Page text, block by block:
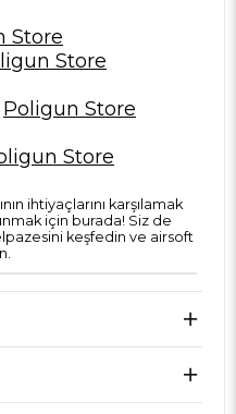
Store
Store
Poligun Store
Store
ihtiyaçlarını karşılamak
için burada! Siz de
keşfedin ve airsoft